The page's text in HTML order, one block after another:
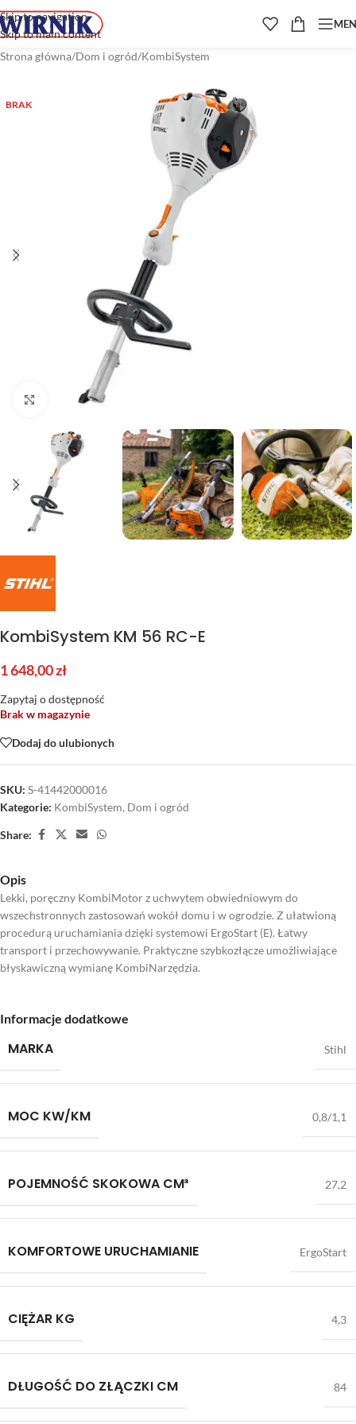
Skip to navigation
Skip to main content
Strona główna/Dom i ogród/KombiSystem
BRAK
Kliknij aby powiększyć
KombiSystem KM 56 RC-E
1 648,00zł
Zapytaj o dostępność
Brak w magazynie
Dodaj do ulubionych
SKU: S-41442000016
Kategorie: KombiSystem, Dom i ogród
Share:
Opis
Lekki, poręczny KombiMotor z uchwytem obwiedniowym do
wszechstronnych zastosowań wokół domu i w ogrodzie. Z ułatwioną
procedurą uruchamiania dzięki systemowi ErgoStart (E). Łatwy
transport i przechowywanie. Praktyczne szybkozłącze umożliwiające
błyskawiczną wymianę KombiNarzędzia.
Informacje dodatkowe
MARKA Stihl
MOC KW/KM 0,8/1,1
POJEMNOŚĆ SKOKOWA CM³ 27,2
KOMFORTOWE URUCHAMIANIE ErgoStart
CIĘŻAR KG 4,3
DŁUGOŚĆ DO ZŁĄCZKI CM 84